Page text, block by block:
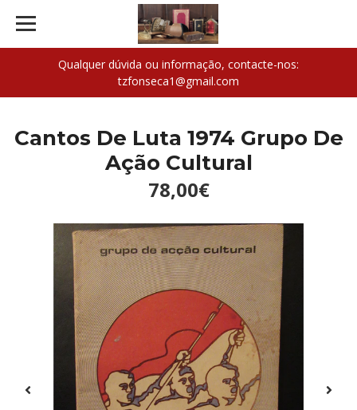
Qualquer dúvida ou informação, contacte-nos:
tzfonseca1@gmail.com
Cantos De Luta 1974 Grupo De
Ação Cultural
78,00€